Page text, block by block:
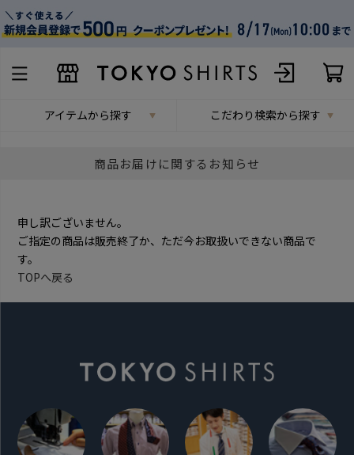
アイテムから探す こだわり検索から探す
商品お届けに関するお知らせ
申し訳ございません。
ご指定の商品は販売終了か、ただ今お取扱いできない商品で
す。
TOPへ戻る